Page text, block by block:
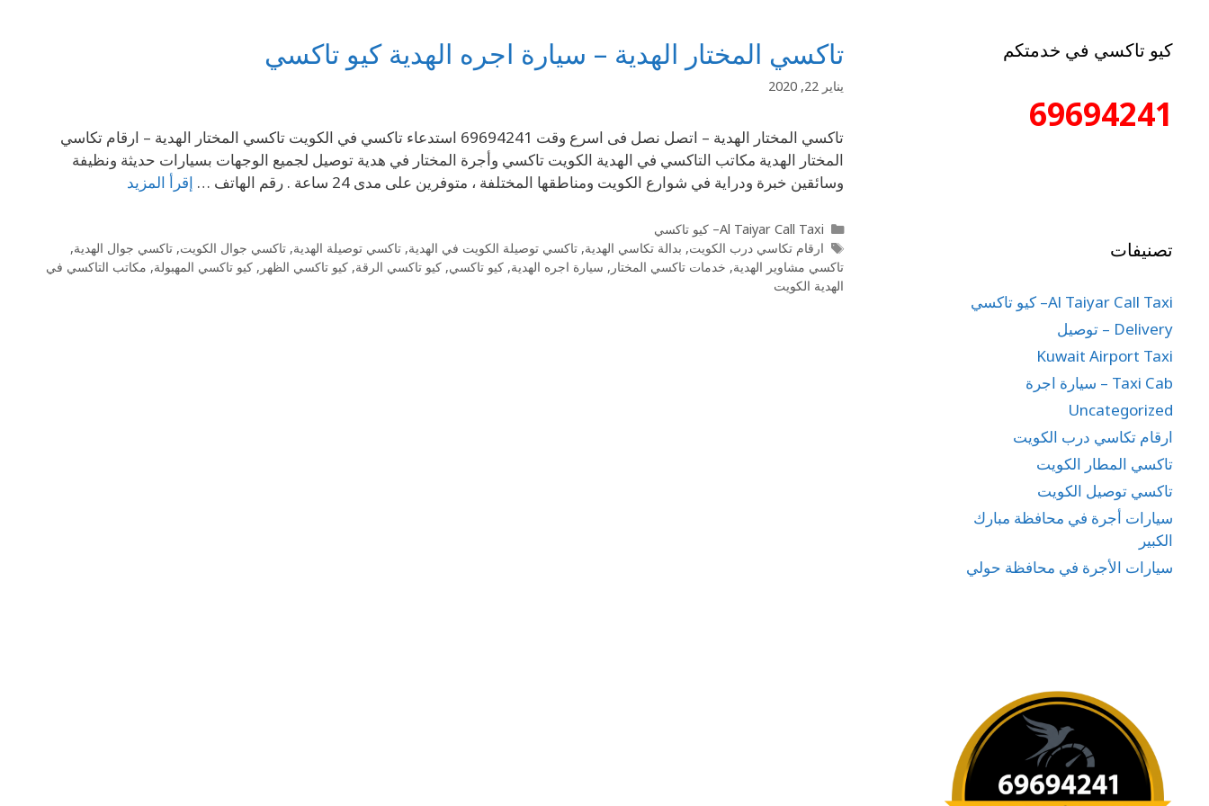
تاكسي المختار الهدية – سيارة اجره الهدية كيو تاكسي
يناير 22, 2020
تاكسي المختار الهدية – اتصل نصل فى اسرع وقت 69694241 استدعاء تاكسي في الكويت تاكسي المختار الهدية – ارقام تكاسي
المختار الهدية مكاتب التاكسي في الهدية الكويت تاكسي وأجرة المختار في هدية توصيل لجميع الوجهات بسيارات حديثة ونظيفة
وسائقين خبرة ودراية في شوارع الكويت ومناطقها المختلفة ، متوفرين على مدى 24 ساعة . رقم الهاتف …
إقرأ المزيد
Al Taiyar Call Taxi– كيو تاكسي
ارقام تكاسي درب الكويت, بدالة تكاسي الهدية, تاكسي توصيلة الكويت في الهدية, تاكسي توصيلة الهدية, تاكسي جوال الكويت, تاكسي جوال الهدية,
تاكسي مشاوير الهدية, خدمات تاكسي المختار , سيارة اجره الهدية, كيو تاكسي, كيو تاكسي الرقة, كيو تاكسي الظهر , كيو تاكسي المهبولة, مكاتب التاكسي في
الهدية الكويت
كيو تاكسي في خدمتكم
69694241
تصنيفات
Al Taiyar Call Taxi– كيو تاكسي
Delivery – توصيل
Kuwait Airport Taxi
Taxi Cab – سيارة اجرة
Uncategorized
ارقام تكاسي درب الكويت
تاكسي المطار الكويت
تاكسي توصيل الكويت
سيارات أجرة في محافظة مبارك
الكبير
سيارات الأجرة في محافظة حولي